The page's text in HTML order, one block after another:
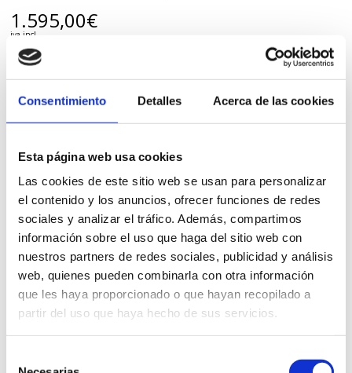
Consentimiento Detalles Acerca de las cookies
Esta página web usa cookies
Las cookies de este sitio web se usan para personalizar
el contenido y los anuncios, ofrecer funciones de redes
sociales y analizar el tráfico. Además, compartimos
información sobre el uso que haga del sitio web con
nuestros partners de redes sociales, publicidad y análisis
web, quienes pueden combinarla con otra información
que les haya proporcionado o que hayan recopilado a
partir del uso que haya hecho de sus servicios.
1.595,00€
iva incl.